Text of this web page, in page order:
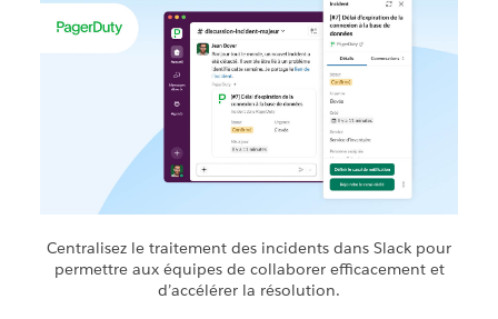
Centralisez le traitement des incidents dans Slack pour
permettre aux équipes de collaborer efficacement et
d’accélérer la résolution.